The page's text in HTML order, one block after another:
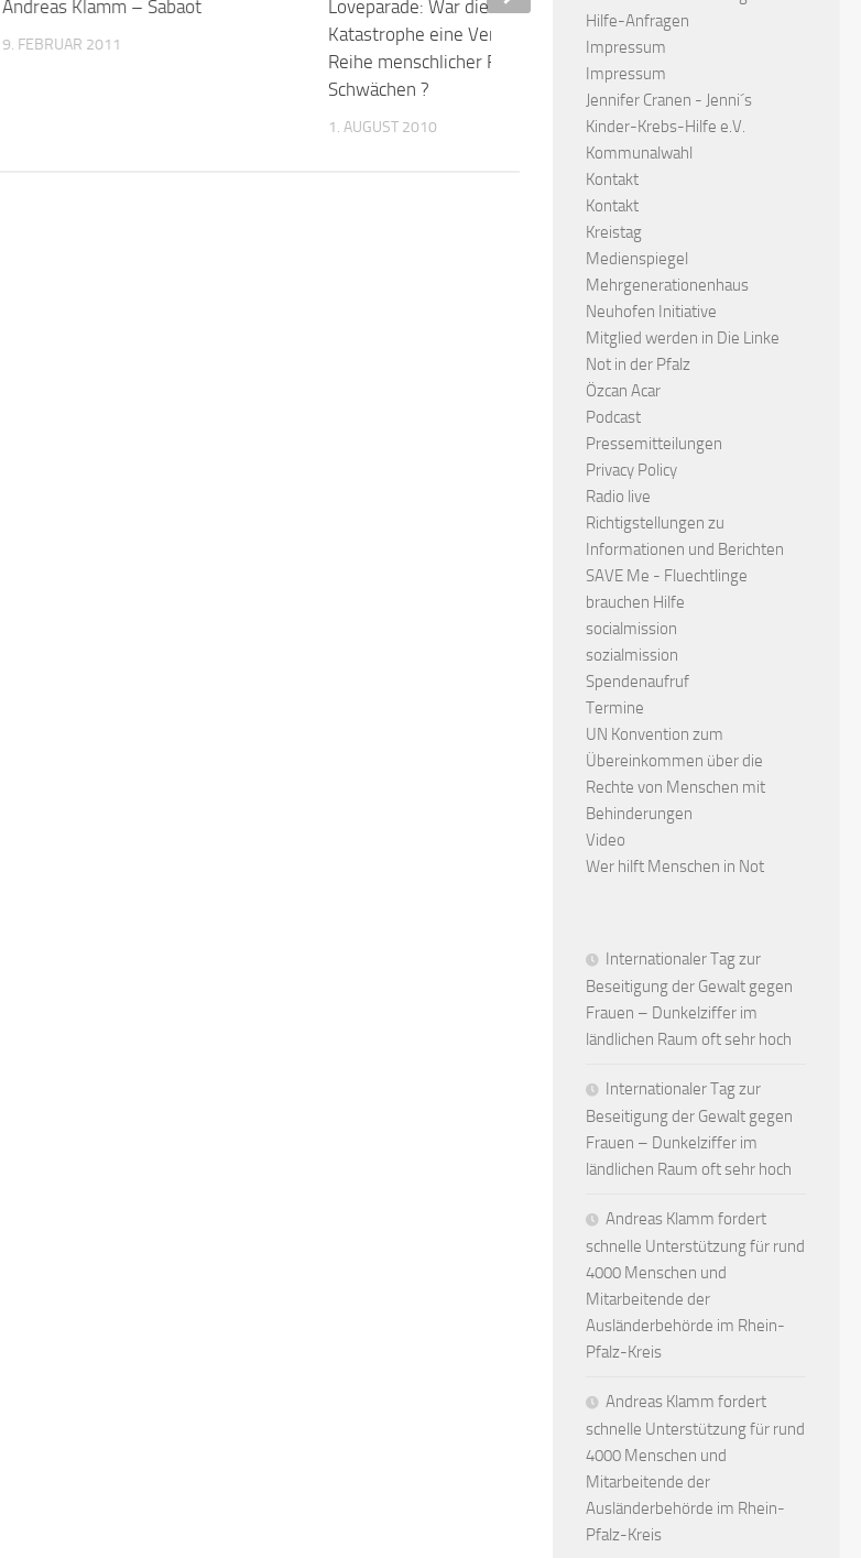
Andreas Klamm – Sabaot
9. FEBRUAR 2011
Loveparade: War die Ursache der
Katastrophe eine Verkettung einer
Reihe menschlicher Fehler und
Schwächen ?
1. AUGUST 2010
Professor Götz Werner
Grundeinkommen
26. JANUAR 2011
Hilfe-Anfragen
Impressum
Impressum
Jennifer Cranen - Jenni´s
Kinder-Krebs-Hilfe e.V.
Kommunalwahl
Kontakt
Kontakt
Kreistag
Medienspiegel
Mehrgenerationenhaus
Neuhofen Initiative
Mitglied werden in Die Linke
Not in der Pfalz
Özcan Acar
Podcast
Pressemitteilungen
Privacy Policy
Radio live
Richtigstellungen zu
Informationen und Berichten
SAVE Me - Fluechtlinge
brauchen Hilfe
socialmission
sozialmission
Spendenaufruf
Termine
UN Konvention zum
Übereinkommen über die
Rechte von Menschen mit
Behinderungen
Video
Wer hilft Menschen in Not
Internationaler Tag zur
Beseitigung der Gewalt gegen
Frauen – Dunkelziffer im
ländlichen Raum oft sehr hoch
Internationaler Tag zur
Beseitigung der Gewalt gegen
Frauen – Dunkelziffer im
ländlichen Raum oft sehr hoch
Andreas Klamm fordert
schnelle Unterstützung für rund
4000 Menschen und
Mitarbeitende der
Ausländerbehörde im Rhein-
Pfalz-Kreis
Andreas Klamm fordert
schnelle Unterstützung für rund
4000 Menschen und
Mitarbeitende der
Ausländerbehörde im Rhein-
Pfalz-Kreis